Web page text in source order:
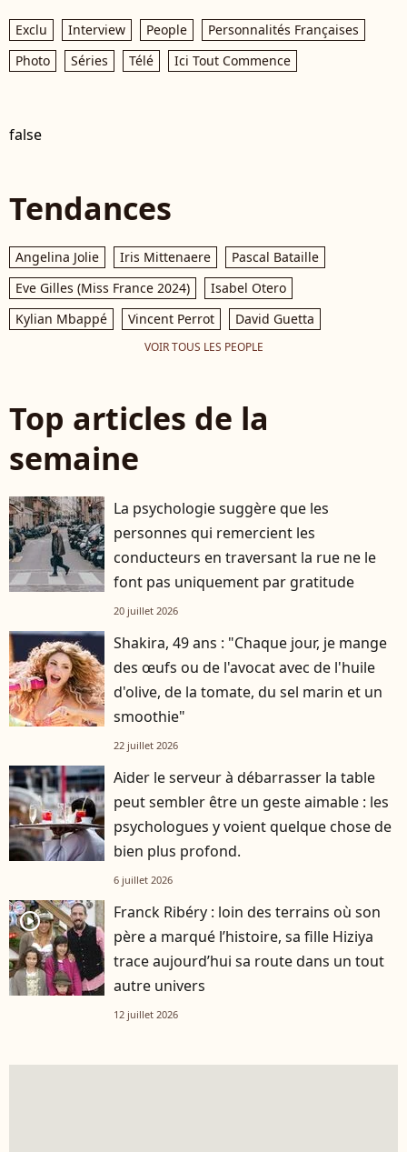
Exclu Interview People
Personnalités Françaises
Photo
Séries Télé Ici Tout Commence
false
Tendances
Angelina Jolie Iris Mittenaere
Pascal Bataille
Eve Gilles (Miss France 2024)
Isabel Otero
Kylian Mbappé
Vincent Perrot David Guetta
VOIR TOUS LES PEOPLE
Top articles de la
semaine
La psychologie suggère que les
personnes qui remercient les
conducteurs en traversant la rue ne le
font pas uniquement par gratitude
20 juillet 2026
Shakira, 49 ans : "Chaque jour, je mange
des œufs ou de l'avocat avec de l'huile
d'olive, de la tomate, du sel marin et un
smoothie"
22 juillet 2026
Aider le serveur à débarrasser la table
peut sembler être un geste aimable : les
psychologues y voient quelque chose de
bien plus profond.
6 juillet 2026
player2
Franck Ribéry : loin des terrains où son
père a marqué l’histoire, sa fille Hiziya
trace aujourd’hui sa route dans un tout
autre univers
12 juillet 2026